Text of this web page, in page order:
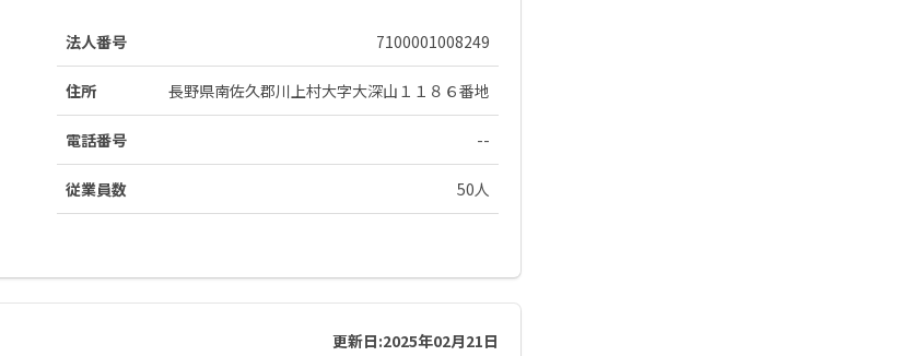
法人番号 7100001008249
住所 長野県南佐久郡川上村大字大深山１１８６番地
電話番号 --
従業員数 50人
更新日:2025年02月21日